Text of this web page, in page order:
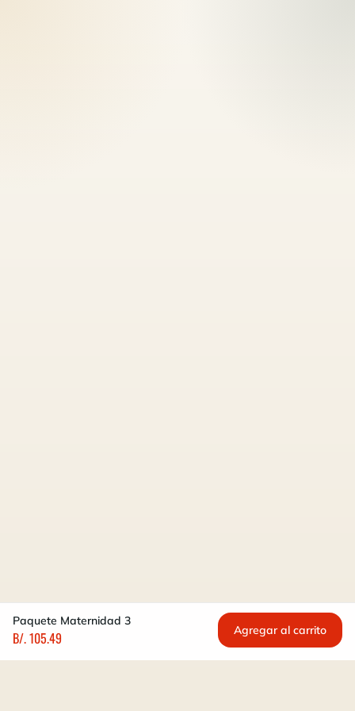
Paquete Maternidad 3
B/. 105.49 Agregar al carrito